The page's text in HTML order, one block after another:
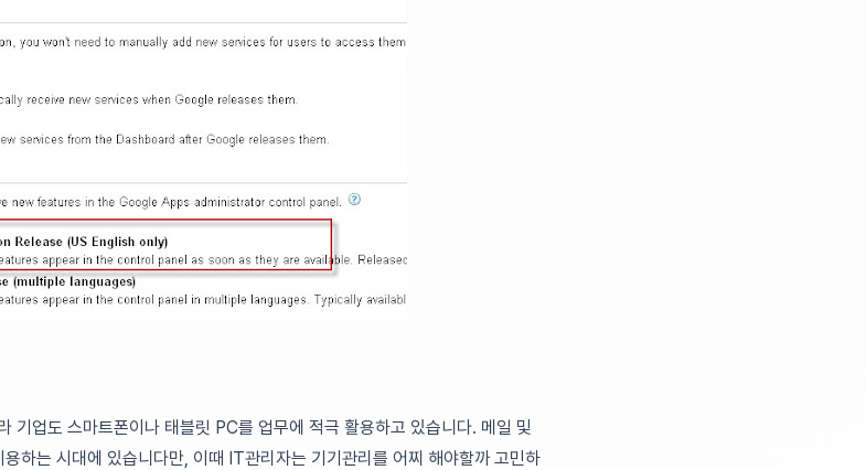
기업도 스마트폰이나 태블릿 PC를 업무에 적극 활용하고 있습니다. 메일 및
하는 시대에 있습니다만, 이때 IT관리자는 기기관리를 어찌 해야할까 고민하